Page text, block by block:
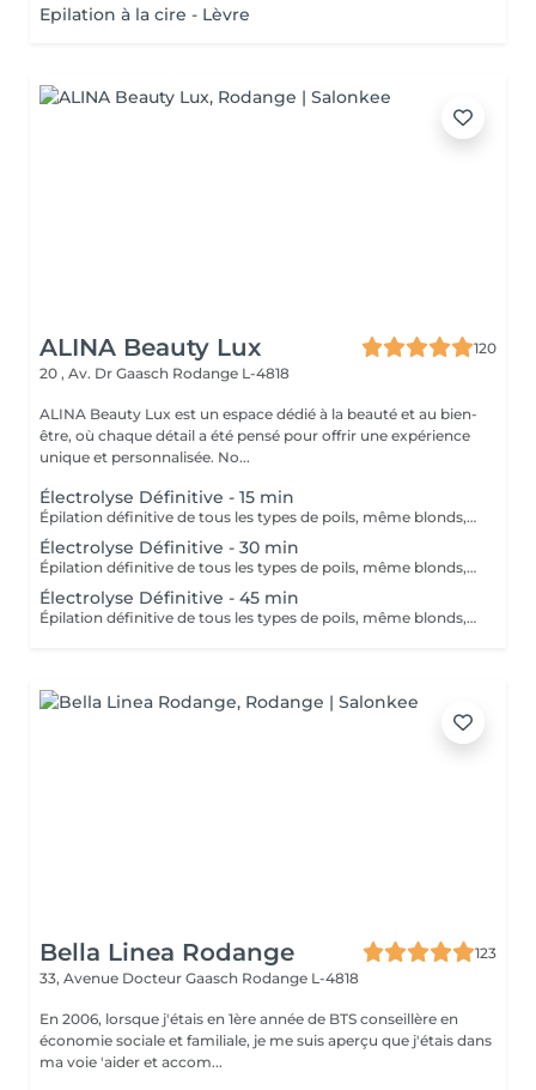
Epilation à la cire - Lèvre
ALINA Beauty Lux
120
20 , Av. Dr Gaasch Rodange L-4818
ALINA Beauty Lux est un espace dédié à la beauté et au bien-
être, où chaque détail a été pensé pour offrir une expérience
unique et personnalisée. No...
Électrolyse Définitive - 15 min
Épilation définitive de tous les types de poils, même blonds, blancs et très fins. Vous payez uniquement le temps réel de traitement. Consultation, préparation de la peau et soins post-traitement inclus. Méthode d'épilation définitive qui détruit le bulbe du poil via un courant appliqué par une micro-aiguille stérile. Chaque poil est traité individuellement. Le nombre de séances dépend uniquement de la densité: sur zones très fournies on fractionne le travail en plusieurs rendez-vous pour terminer la zone commencée le même jour. Tarification: calculée au temps effectif et selon la zone après diagnostic. Indications: poils sombres, clairs, blancs ou très fins, visage et corps, y compris là où le laser est inefficace. Préparation (24-48 h avant) Pas de caféine 24 h (café, thé, energy drinks, cola). Pas d'alcool. Peau propre, sèche, sans crème, huile, déodorant sur la zone le jour J. Ne pas épiler à la cire/pince/fil 3-4 semaines avant. Couper/tailler à 1-2 mm si nécessaire. Éviter soleil/UV 48 h avant. Informer de médicaments en cours (anticoagulants, rétinoïdes, corticoïdes, immunosuppresseurs). Pour les aisselles: pas de déodorant le jour J. Pour le visage: venir sans maquillage. Contre-indications Grossesse ou allaitement. Pacemaker, troubles cardiaques non stabilisés, épilepsie non contrôlée. Troubles de coagulation, prise d'anticoagulants ou anti-inflammatoires non encadrés. Diabète non contrôlé. Infections cutanées actives, lésions, dermatites, herpès sur la zone. Isotrétinoïne (Roaccutane) dans les 6-12 derniers mois; rétinoïdes topiques récents sur la zone. Tendance chéloïde importante, maladies auto-immunes non stabilisées, immunodépression. Allergie connue à l'inox, aux antiseptiques ou aux consommables utilisés.
Électrolyse Définitive - 30 min
Épilation définitive de tous les types de poils, même blonds, blancs et très fins. Vous payez uniquement le temps réel de traitement. Consultation, préparation de la peau et soins post-traitement inclus. Méthode d'épilation définitive qui détruit le bulbe du poil via un courant appliqué par une micro-aiguille stérile. Chaque poil est traité individuellement. Le nombre de séances dépend uniquement de la densité: sur zones très fournies on fractionne le travail en plusieurs rendez-vous pour terminer la zone commencée le même jour. Tarification: calculée au temps effectif et selon la zone après diagnostic. Indications: poils sombres, clairs, blancs ou très fins, visage et corps, y compris là où le laser est inefficace. Préparation (24-48 h avant) Pas de caféine 24 h (café, thé, energy drinks, cola). Pas d'alcool. Peau propre, sèche, sans crème, huile, déodorant sur la zone le jour J. Ne pas épiler à la cire/pince/fil 3-4 semaines avant. Couper/tailler à 1-2 mm si nécessaire. Éviter soleil/UV 48 h avant. Informer de médicaments en cours (anticoagulants, rétinoïdes, corticoïdes, immunosuppresseurs). Pour les aisselles: pas de déodorant le jour J. Pour le visage: venir sans maquillage. Contre-indications Grossesse ou allaitement. Pacemaker, troubles cardiaques non stabilisés, épilepsie non contrôlée. Troubles de coagulation, prise d'anticoagulants ou anti-inflammatoires non encadrés. Diabète non contrôlé. Infections cutanées actives, lésions, dermatites, herpès sur la zone. Isotrétinoïne (Roaccutane) dans les 6-12 derniers mois; rétinoïdes topiques récents sur la zone. Tendance chéloïde importante, maladies auto-immunes non stabilisées, immunodépression. Allergie connue à l'inox, aux antiseptiques ou aux consommables utilisés.
Électrolyse Définitive - 45 min
Épilation définitive de tous les types de poils, même blonds, blancs et très fins. Vous payez uniquement le temps réel de traitement. Consultation, préparation de la peau et soins post-traitement inclus. Méthode d'épilation définitive qui détruit le bulbe du poil via un courant appliqué par une micro-aiguille stérile. Chaque poil est traité individuellement. Le nombre de séances dépend uniquement de la densité: sur zones très fournies on fractionne le travail en plusieurs rendez-vous pour terminer la zone commencée le même jour. Tarification: calculée au temps effectif et selon la zone après diagnostic. Indications: poils sombres, clairs, blancs ou très fins, visage et corps, y compris là où le laser est inefficace. Préparation (24-48 h avant) Pas de caféine 24 h (café, thé, energy drinks, cola). Pas d'alcool. Peau propre, sèche, sans crème, huile, déodorant sur la zone le jour J. Ne pas épiler à la cire/pince/fil 3-4 semaines avant. Couper/tailler à 1-2 mm si nécessaire. Éviter soleil/UV 48 h avant. Informer de médicaments en cours (anticoagulants, rétinoïdes, corticoïdes, immunosuppresseurs). Pour les aisselles: pas de déodorant le jour J. Pour le visage: venir sans maquillage. Contre-indications Grossesse ou allaitement. Pacemaker, troubles cardiaques non stabilisés, épilepsie non contrôlée. Troubles de coagulation, prise d'anticoagulants ou anti-inflammatoires non encadrés. Diabète non contrôlé. Infections cutanées actives, lésions, dermatites, herpès sur la zone. Isotrétinoïne (Roaccutane) dans les 6-12 derniers mois; rétinoïdes topiques récents sur la zone. Tendance chéloïde importante, maladies auto-immunes non stabilisées, immunodépression. Allergie connue à l'inox, aux antiseptiques ou aux consommables utilisés.
Bella Linea Rodange
123
33, Avenue Docteur Gaasch Rodange L-4818
En 2006, lorsque j'étais en 1ère année de BTS conseillère en
économie sociale et familiale, je me suis aperçu que j'étais dans
ma voie 'aider et accom...